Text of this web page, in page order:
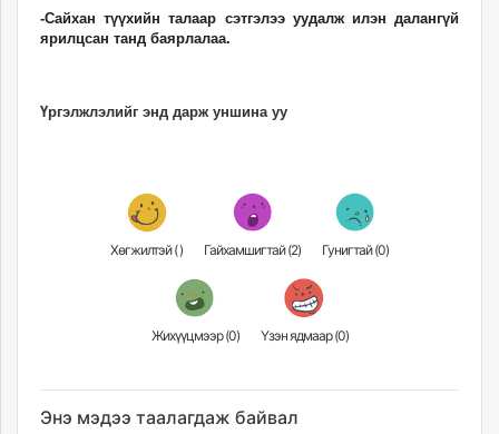
-Сайхан түүхийн талаар сэтгэлээ уудалж илэн далангүй
ярилцсан танд баярлалаа.
Үргэлжлэлийг энд дарж уншина уу
Хөгжилтэй () Гайхамшигтай (2) Гунигтай (0)
Жихүүцмээр (0) Үзэн ядмаар (0)
Энэ мэдээ таалагдаж байвал